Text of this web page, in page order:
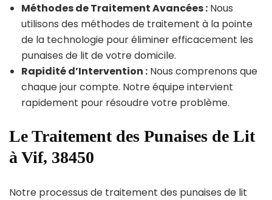
Méthodes de Traitement Avancées : Nous
utilisons des méthodes de traitement à la pointe
de la technologie pour éliminer efficacement les
punaises de lit de votre domicile.
Rapidité d’Intervention : Nous comprenons que
chaque jour compte. Notre équipe intervient
rapidement pour résoudre votre problème.
Le Traitement des Punaises de Lit
à Vif, 38450
Notre processus de traitement des punaises de lit